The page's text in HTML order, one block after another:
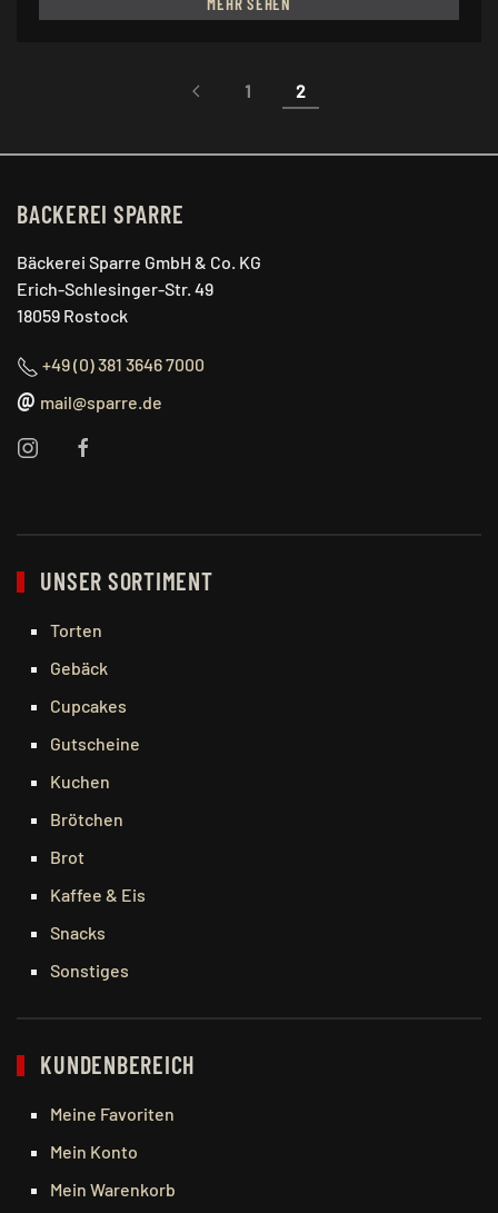
1 2
BACKEREI SPARRE
Bäckerei Sparre GmbH & Co. KG
Erich-Schlesinger-Str. 49
18059 Rostock
+49 (0) 381 3646 7000
@ mail@sparre.de
UNSER SORTIMENT
Torten
Gebäck
Cupcakes
Gutscheine
Kuchen
Brötchen
Brot
Kaffee & Eis
Snacks
Sonstiges
KUNDENBEREICH
Meine Favoriten
Mein Konto
Mein Warenkorb